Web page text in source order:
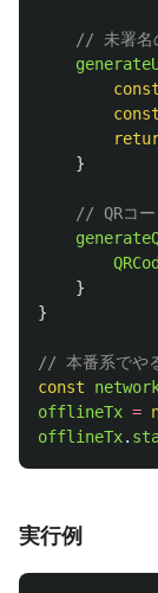
// 未署名
const
const
}
// QRコー
}
}
// 本番系で
const
offlineTx =
offlineTx.
実行例